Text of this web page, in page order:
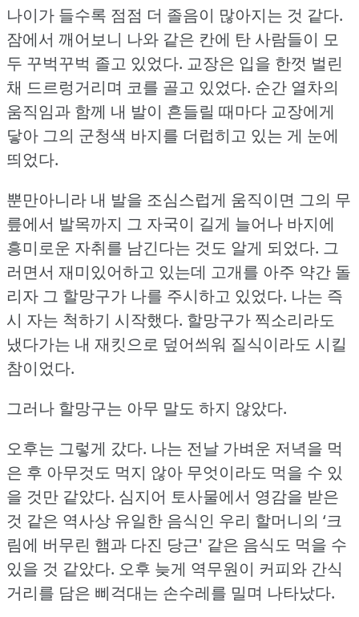
나이가 들수록 점점 더 졸음이 많아지는 것 같다.
잠에서 깨어보니 나와 같은 칸에 탄 사람들이 모
두 꾸벅꾸벅 졸고 있었다. 교장은 입을 한껏 벌린
채 드르렁거리며 코를 골고 있었다. 순간 열차의
움직임과 함께 내 발이 흔들릴 때마다 교장에게
닿아 그의 군청색 바지를 더럽히고 있는 게 눈에
띄었다.
뿐만아니라 내 발을 조심스럽게 움직이면 그의 무
릎에서 발목까지 그 자국이 길게 늘어나 바지에
흥미로운 자취를 남긴다는 것도 알게 되었다. 그
러면서 재미있어하고 있는데 고개를 아주 약간 돌
리자 그 할망구가 나를 주시하고 있었다. 나는 즉
시 자는 척하기 시작했다. 할망구가 찍소리라도
냈다가는 내 재킷으로 덮어씌워 질식이라도 시킬
참이었다.
그러나 할망구는 아무 말도 하지 않았다.
오후는 그렇게 갔다. 나는 전날 가벼운 저녁을 먹
은 후 아무것도 먹지 않아 무엇이라도 먹을 수 있
을 것만 같았다. 심지어 토사물에서 영감을 받은
것 같은 역사상 유일한 음식인 우리 할머니의 ‘크
림에 버무린 햄과 다진 당근' 같은 음식도 먹을 수
있을 것 같았다. 오후 늦게 역무원이 커피와 간식
거리를 담은 삐걱대는 손수레를 밀며 나타났다.